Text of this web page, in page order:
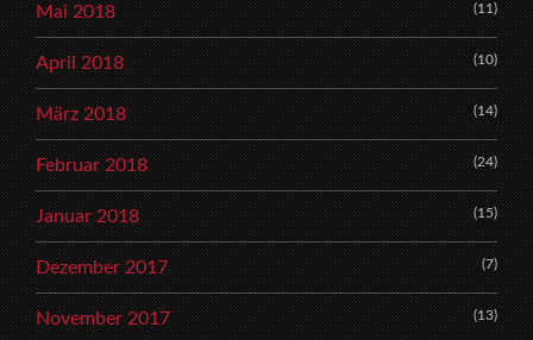
Mai 2018 (11)
April 2018 (10)
März 2018 (14)
Februar 2018 (24)
Januar 2018 (15)
Dezember 2017 (7)
November 2017 (13)